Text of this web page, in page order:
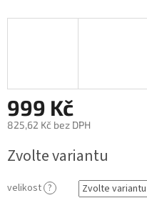
999 Kč
825,62 Kč bez DPH
cena:
Zvolte variantu
velikost ?